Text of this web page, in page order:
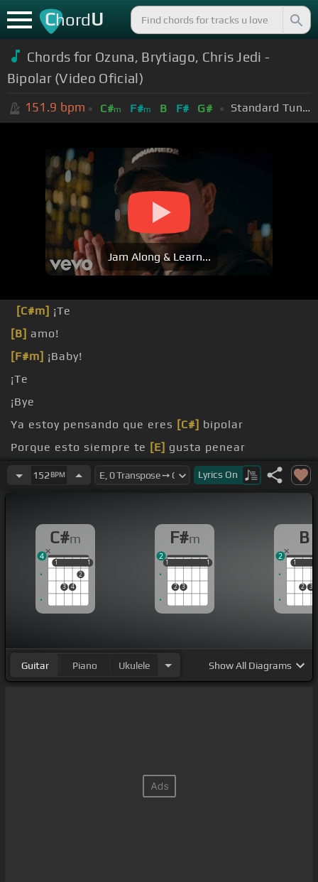
ChordU
Chords for Ozuna, Brytiago, Chris Jedi -
Bipolar (Video Oficial)
151.9 bpm C#m F#m B F# G# Standard Tuning (EADGBE)
Jam Along & Learn...
[C#m] ¡Te
[B] amo!
[F#m] ¡Baby!
¡Te
¡Bye
Ya estoy pensando que eres [C#] bipolar
Porque esto siempre te [E] gusta penear
Y me llamas cuando quieres arreglar
152 BPM Lyrics On
C#m
1
3 4
2
1
1 1
4
F#m
1
2 3
1
1 1
2
B
1
2 3
1
2
Guitar Piano Ukulele ShowAll Diagrams